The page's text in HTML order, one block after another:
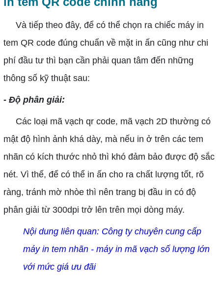
Và tiếp theo đây, để có thể chọn ra chiếc máy in
tem QR code đúng chuẩn về mặt in ấn cũng như chi
phí đầu tư thì bạn cần phải quan tâm đến những
thông số kỹ thuật sau:
- Độ phân giải:
Các loại mã vạch qr code, mã vạch 2D thường có
mật độ hình ảnh khá dày, mà nếu in ở trên các tem
nhãn có kích thước nhỏ thì khó đảm bảo được độ sắc
nét. Vì thế, để có thể in ấn cho ra chất lượng tốt, rõ
ràng, tránh mờ nhòe thì nên trang bị đầu in có độ
phân giải từ 300dpi trở lên trên mọi dòng máy.
Nội dung liên quan: Công ty chuyên cung cấp
máy in tem nhãn - máy in mãvạch sốlượng lớn
với mức giá ưu đãi